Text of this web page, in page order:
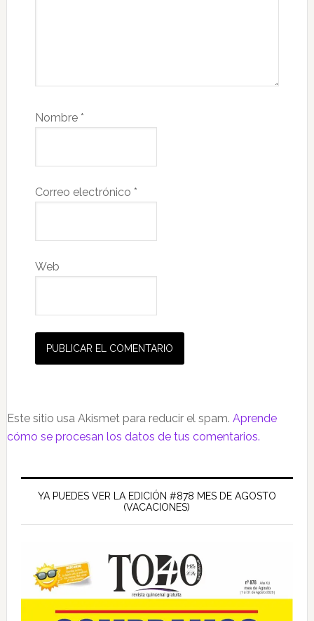
Nombre *
Correo electrónico *
Web
Este sitio usa Akismet para reducir el spam. Aprende
cómo se procesan los datos de tus comentarios.
Barra
lateral
principal
YA PUEDES VER LA EDICIÓN #878 MES DE AGOSTO
(VACACIONES)